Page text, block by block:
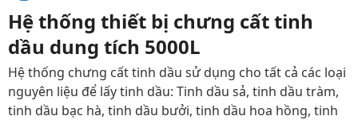
Hệ thống thiết bị chưng cất tinh
dầu dung tích 5000L
Hệ thống chưng cất tinh dầu sử dụng cho tất cả các loại
nguyên liệu để lấy tinh dầu: Tinh dầu sả, tinh dầu tràm,
tinh dầu bạc hà, tinh dầu bưởi, tinh dầu hoa hồng, tinh